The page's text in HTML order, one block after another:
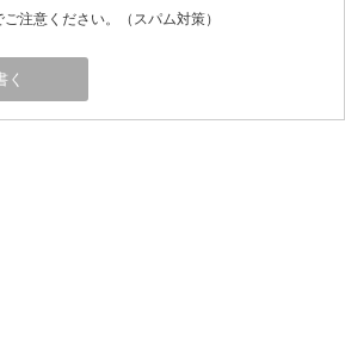
注意ください。（スパム対策）